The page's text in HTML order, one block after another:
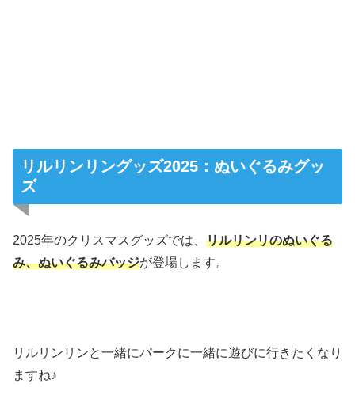
リルリンリングッズ2025：ぬいぐるみグッ
ズ
2025年のクリスマスグッズでは、 リルリンリのぬいぐる
み、ぬいぐるみバッジが登場します。
リルリンリンと一緒にパークに一緒に遊びに行きたくなり
ますね♪